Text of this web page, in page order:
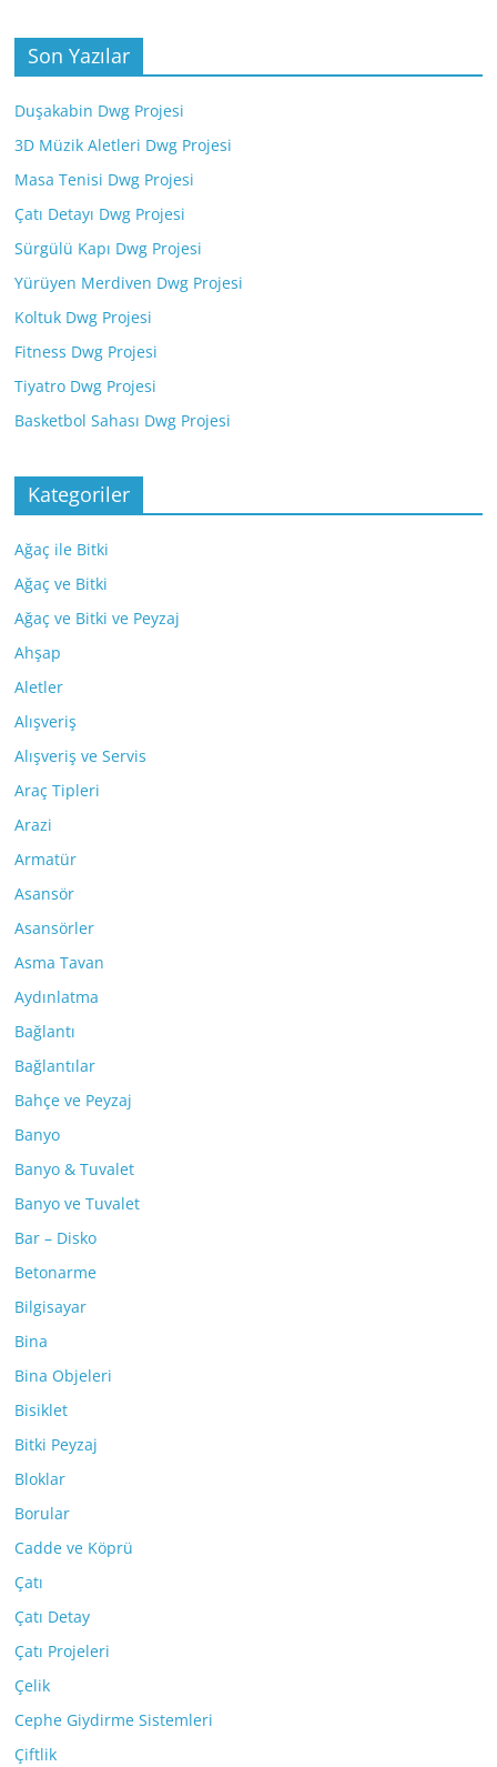
Son Yazılar
Duşakabin Dwg Projesi
3D Müzik Aletleri Dwg Projesi
Masa Tenisi Dwg Projesi
Çatı Detayı Dwg Projesi
Sürgülü Kapı Dwg Projesi
Yürüyen Merdiven Dwg Projesi
Koltuk Dwg Projesi
Fitness Dwg Projesi
Tiyatro Dwg Projesi
Basketbol Sahası Dwg Projesi
Kategoriler
Ağaç ile Bitki
Ağaç ve Bitki
Ağaç ve Bitki ve Peyzaj
Ahşap
Aletler
Alışveriş
Alışveriş ve Servis
Araç Tipleri
Arazi
Armatür
Asansör
Asansörler
Asma Tavan
Aydınlatma
Bağlantı
Bağlantılar
Bahçe ve Peyzaj
Banyo
Banyo & Tuvalet
Banyo ve Tuvalet
Bar – Disko
Betonarme
Bilgisayar
Bina
Bina Objeleri
Bisiklet
Bitki Peyzaj
Bloklar
Borular
Cadde ve Köprü
Çatı
Çatı Detay
Çatı Projeleri
Çelik
Cephe Giydirme Sistemleri
Çiftlik